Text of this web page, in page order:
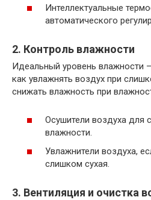
Интеллектуальные
автоматического
2. Контроль влажности
Идеальный уровень влажности
как увлажнять воздух при
снижать влажность при
Осушители воздуха для
влажности.
Увлажнители воздуха,
слишком сухая.
3. Вентиляция и очистка